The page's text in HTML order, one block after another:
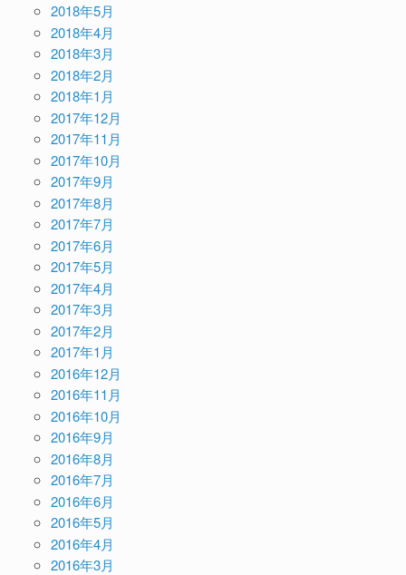
2018年5月
2018年4月
2018年3月
2018年2月
2018年1月
2017年12月
2017年11月
2017年10月
2017年9月
2017年8月
2017年7月
2017年6月
2017年5月
2017年4月
2017年3月
2017年2月
2017年1月
2016年12月
2016年11月
2016年10月
2016年9月
2016年8月
2016年7月
2016年6月
2016年5月
2016年4月
2016年3月